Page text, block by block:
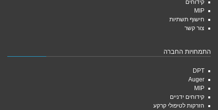
קידוחים
MIP
חישוף תשתיות
צור קשר
התמחויות החברה
DPT
Auger
MIP
קידוחים ידניים
הזרקות לטיפולי קרקע